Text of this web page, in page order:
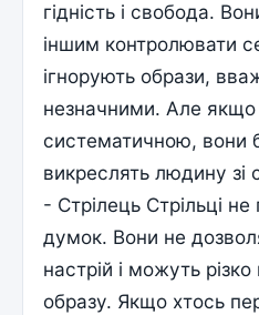
гідність і свобода.
іншим контролювати
ігнорують образи,
незначними. Але якщо
систематичною, вони
викреслять людину зі
- Стрілець Стрільці
думок. Вони не
настрій і можуть різко
образу. Якщо хтось